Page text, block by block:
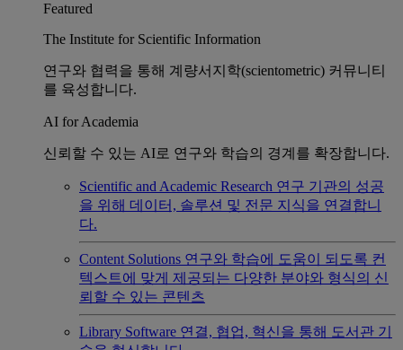
Featured
The Institute for Scientific Information
연구와 협력을 통해 계량서지학(scientometric) 커뮤니티
를 육성합니다.
AI for Academia
신뢰할 수 있는 AI로 연구와 학습의 경계를 확장합니다.
Scientific and Academic Research 연구 기관의 성공
을 위해 데이터, 솔루션 및 전문 지식을 연결합니
다.
Content Solutions 연구와 학습에 도움이 되도록 컨
텍스트에 맞게 제공되는 다양한 분야와 형식의 신
뢰할 수 있는 콘텐츠
Library Software 연결, 협업, 혁신을 통해 도서관 기